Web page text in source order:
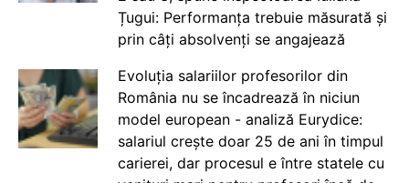
Țugui: Performanța trebuie măsurată și
prin câți absolvenți se angajează
Evoluția salariilor profesorilor din
România nu se încadrează în niciun
model european - analiză Eurydice:
salariul crește doar 25 de ani în timpul
carierei, dar procesul e între statele cu